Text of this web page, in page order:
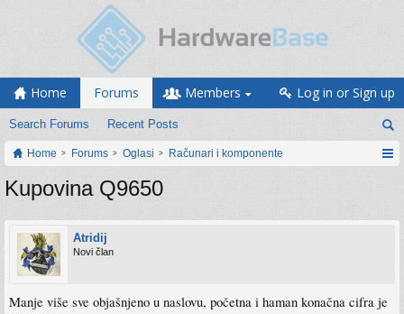
Home Forums
Search Forums Recent Posts
Members Log in or Sign up
Home Forums Oglasi Računari i komponente
Kupovina Q9650
Atridij
Novi član
Manje više sve objašnjeno u naslovu, početna i haman konačna cifra je